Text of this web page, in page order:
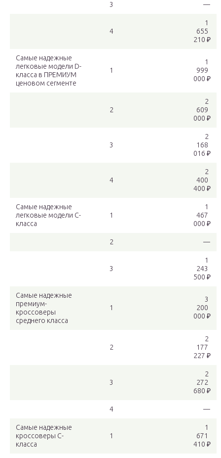
3 —
4
1
655
210 ₽
Самые надежные
легковые модели D-
класса в ПРЕМИУМ
ценовом сегменте
1
1
999
000 ₽
2
2
609
000 ₽
3
2
168
016 ₽
4
2
400
400 ₽
Самые надежные
легковые модели С-
класса
1
1
467
000 ₽
2 —
3
1
243
500 ₽
Самые надежные
премиум-
кроссоверы
среднего класса
1
3
200
000 ₽
2
2
177
227 ₽
3
2
272
680 ₽
4 —
Самые надежные
кроссоверы C-
класса
1
1
671
410 ₽